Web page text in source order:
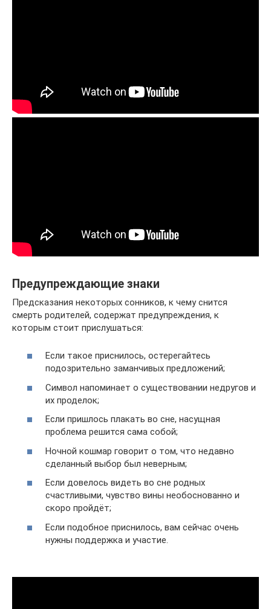
Предупреждающие знаки
Предсказания некоторых сонников, к чему снится
смерть родителей, содержат предупреждения, к
которым стоит прислушаться:
Если такое приснилось, остерегайтесь
подозрительно заманчивых предложений;
Символ напоминает о существовании недругов и
их проделок;
Если пришлось плакать во сне, насущная
проблема решится сама собой;
Ночной кошмар говорит о том, что недавно
сделанный выбор был неверным;
Если довелось видеть во сне родных
счастливыми, чувство вины необоснованно и
скоро пройдёт;
Если подобное приснилось, вам сейчас очень
нужны поддержка и участие.